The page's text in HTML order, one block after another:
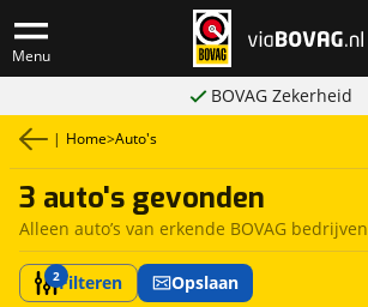
Menu
BOVAG Zekerheid
| Home>Auto's
3 auto's gevonden
Alleen auto’s van erkende BOVAG bedrijven
2Filteren Opslaan